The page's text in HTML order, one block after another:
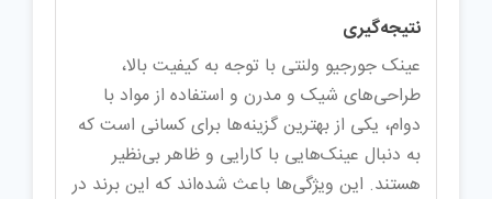
نتیجه‌گیری
عینک‌ جورجیو ولنتی با توجه به کیفیت بالا،
طراحی‌های شیک و مدرن و استفاده از مواد با
دوام، یکی از بهترین گزینه‌ها برای کسانی است که
به دنبال عینک‌هایی با کارایی و ظاهر بی‌نظیر
هستند. این ویژگی‌ها باعث شده‌اند که این برند در